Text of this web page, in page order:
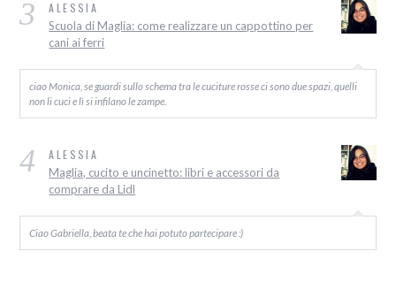
3 ALESSIA
Scuola di Maglia: come realizzare un cappottino per
cani ai ferri
ciao Monica, se guardi sullo schema tra le cuciture rosse ci sono due spazi, quelli
non li cuci e lì si infilano le zampe.
4 ALESSIA
Maglia, cucito e uncinetto: libri e accessori da
comprare da Lidl
Ciao Gabriella, beata te che hai potuto partecipare :)